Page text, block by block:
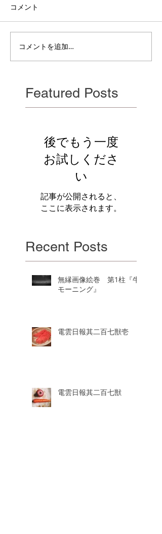
電雲日報其二百七獣壱
コメント
コメントを追加…
Featured Posts
後でもう一度
お試しくださ
い
記事が公開されると、
ここに表示されます。
Recent Posts
無縁画像絵巻 第1柱『牛
モーニング』
電雲日報其二百七獣壱
電雲日報其二百七獣